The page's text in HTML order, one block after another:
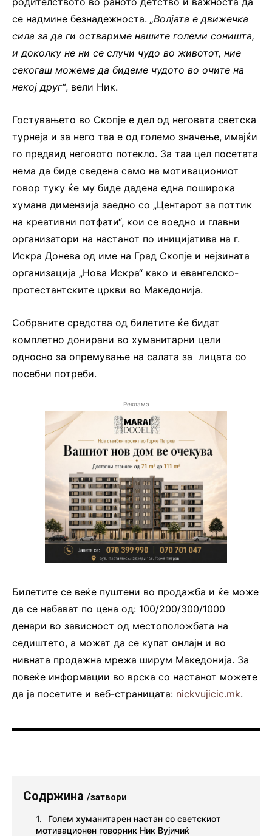
се надмине безнадежноста. „Волјата е движечка
сила за да ги оствариме нашите големи соништа,
и доколку не ни се случи чудо во животот, ние
секогаш можеме да бидеме чудото во очите на
некој друг“, вели Ник.
Гостувањето во Скопје е дел од неговата светска
турнеја и за него таа е од големо значење, имајќи
го предвид неговото потекло. За таа цел посетата
нема да биде сведена само на мотивациониот
говор туку ќе му биде дадена една поширока
хумана димензија заедно со „Центарот за поттик
на креативни потфати“, кои се воедно и главни
организатори на настанот по иницијатива на г.
Искра Донева од име на Град Скопје и нејзината
организација „Нова Искра“ како и евангелско-
протестантските цркви во Македонија.
Собраните средства од билетите ќе бидат
комплетно донирани во хуманитарни цели
односно за опремување на салата за лицата со
посебни потреби.
Реклама
Билетите се веќе пуштени во продажба и ќе може
да се набават по цена од: 100/200/300/1000
денари во зависност од местоположбата на
седиштето, а можат да се купат онлајн и во
нивната продажна мрежа ширум Македонија. За
повеќе информации во врска со настанот можете
да ја посетите и веб-страницата: nickvujicic.mk.
Содржина /затвори
Голем хуманитарен настан со светскиот
мотивационен говорник Ник Вујичиќ